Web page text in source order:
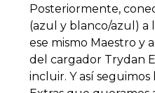
Posteriormente,
(azul y blanco/azul) a
ese mismo Maestro y
del cargador Trydan
incluir. Y así